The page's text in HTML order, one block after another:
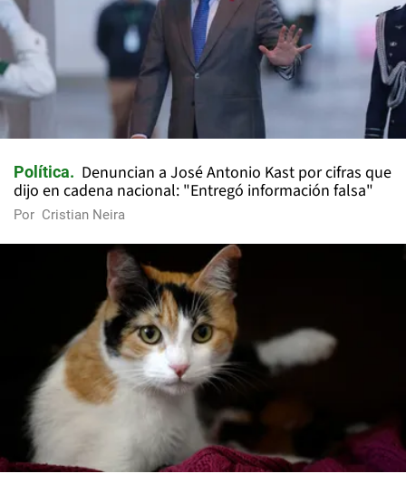
Política
Denuncian a José Antonio Kast por cifras que
dijo en cadena nacional: "Entregó información falsa"
Por Cristian Neira